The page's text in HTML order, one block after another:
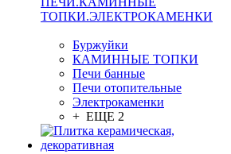
ТОПКИ.ЭЛЕКТРОКАМЕНКИ
Буржуйки
КАМИННЫЕ ТОПКИ
Печи банные
Печи отопительные
Электрокаменки
+ ЕЩЕ 2